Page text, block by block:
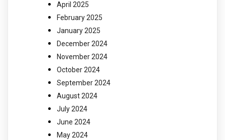
April 2025
February 2025
January 2025
December 2024
November 2024
October 2024
September 2024
August 2024
July 2024
June 2024
May 2024